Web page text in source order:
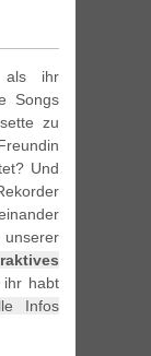
als ihr
Songs
zu
Und
ihr habt
Infos